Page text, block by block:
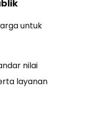
untuk
nilai
layanan